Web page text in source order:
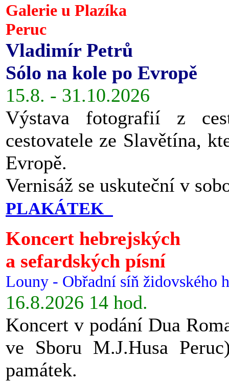
Galerie u Plazíka
Peruc
Vladimír Petrů
Sólo na kole po Evropě
15.8. - 31.10.2026
Výstava fotografií z
cestovatele ze Slavětína,
Evropě.
Vernisáž se uskuteční v
PLAKÁTEK
Koncert hebrejských
a sefardských písní
Louny - Obřadní síň židovského
16.8.2026 14 hod.
Koncert v podání Dua
ve Sboru M.J.Husa
památek.